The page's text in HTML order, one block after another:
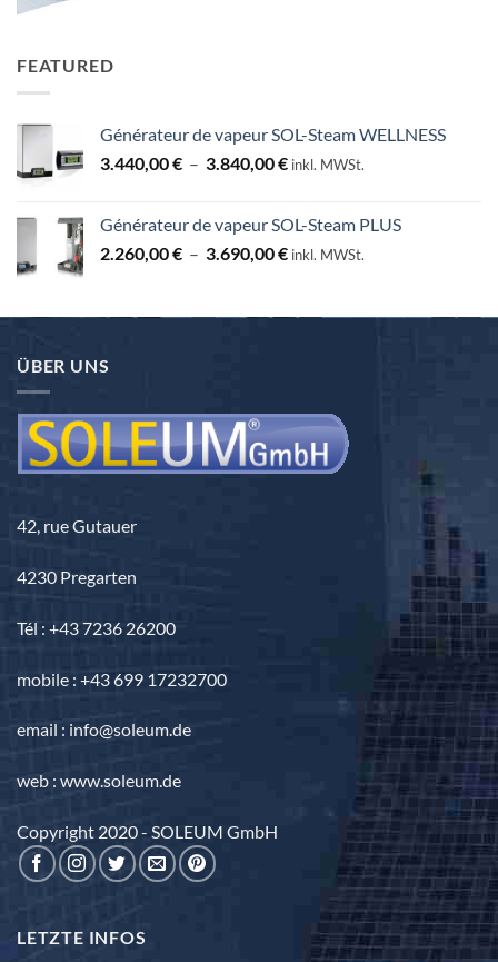
FEATURED
Générateur de vapeur SOL-Steam WELLNESS
3.440,00€ – 3.840,00€Plage
3.440,00 €
à
inkl. MWSt.
Générateur de vapeur SOL-Steam PLUS
2.260,00€ – 3.690,00€Plage
2.260,00 €
inkl. MWSt.
ÜBER UNS
42, rue Gutauer
4230 Pregarten
Tél : +43 7236 26200
mobile : +43 699 17232700
email : info@soleum.de
web : www.soleum.de
Copyright 2020 - SOLEUM GmbH
LETZTE INFOS